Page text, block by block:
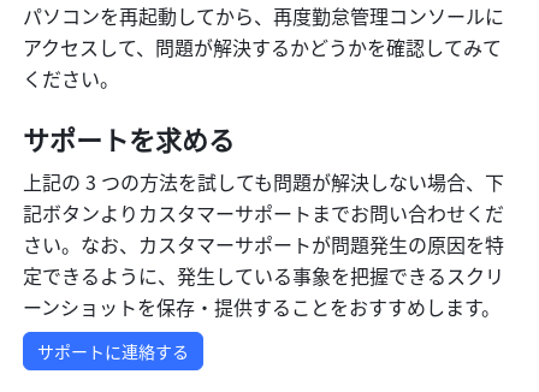
パソコンを再起動してから、再度勤怠管理コンソールに
アクセスして、問題が解決するかどうかを確認してみて
ください。
サポートを求める
上記の 3 つの方法を試しても問題が解決しない場合、下
記ボタンよりカスタマーサポートまでお問い合わせくだ
さい。なお、カスタマーサポートが問題発生の原因を特
定できるように、発生している事象を把握できるスクリ
ーンショットを保存・提供することをおすすめします。
サポートに連絡する